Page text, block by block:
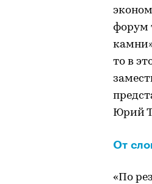
форум
то в
Юрий
От
«По